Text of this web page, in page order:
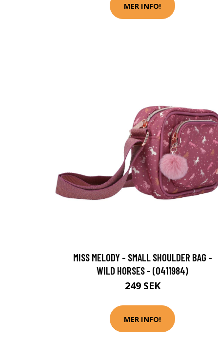
MER INFO!
MISS MELODY - SMALL SHOULDER BAG -
WILD HORSES - (0411984)
249 SEK
MER INFO!